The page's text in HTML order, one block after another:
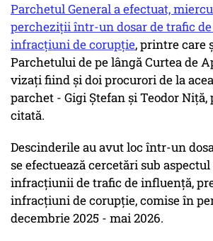
Parchetul General a efectuat,
percheziţii într-un dosar de trafic
infracţiuni de corupţie, printre care
Parchetului de pe lângă Curtea de
vizaţi fiind şi doi procurori de la
parchet - Gigi Ştefan şi Teodor Niţă,
citată.
Descinderile au avut loc într-un
se efectuează cercetări sub
infracţiunii de trafic de influenţă,
infracţiuni de corupţie, comise în
decembrie 2025 - mai 2026.